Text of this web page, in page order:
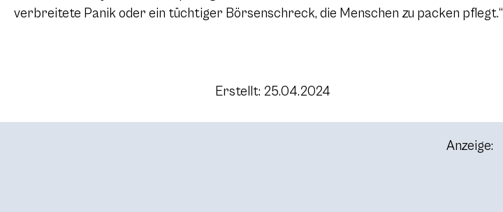
verbreitete Panik oder ein tüchtiger Börsenschreck, die Menschen zu packen pflegt.“
Erstellt: 25.04.2024
Anzeige: